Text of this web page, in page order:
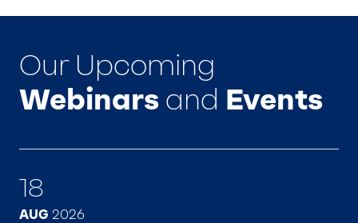
Our Upcoming
Webinars and Events
18
AUG 2026